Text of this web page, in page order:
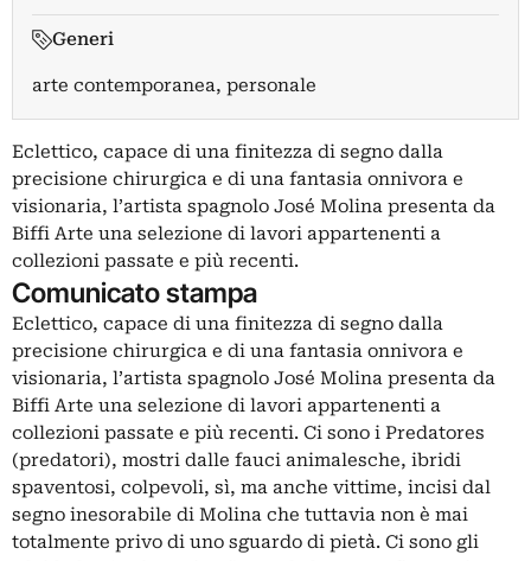
Generi
arte contemporanea, personale
Eclettico, capace di una finitezza di segno dalla
precisione chirurgica e di una fantasia onnivora e
visionaria, l’artista spagnolo José Molina presenta da
Biffi Arte una selezione di lavori appartenenti a
collezioni passate e più recenti.
Comunicato stampa
Eclettico, capace di una finitezza di segno dalla
precisione chirurgica e di una fantasia onnivora e
visionaria, l’artista spagnolo José Molina presenta da
Biffi Arte una selezione di lavori appartenenti a
collezioni passate e più recenti. Ci sono i Predatores
(predatori), mostri dalle fauci animalesche, ibridi
spaventosi, colpevoli, sì, ma anche vittime, incisi dal
segno inesorabile di Molina che tuttavia non è mai
totalmente privo di uno sguardo di pietà. Ci sono gli